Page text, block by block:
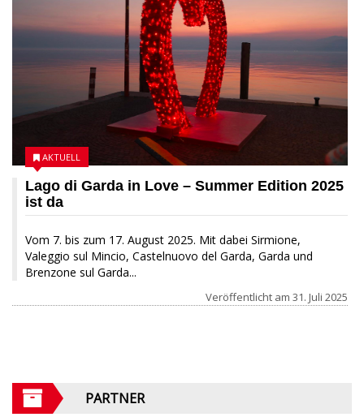
Lago di Garda in Love – Summer Edition 2025
ist da
Vom 7. bis zum 17. August 2025. Mit dabei Sirmione,
Valeggio sul Mincio, Castelnuovo del Garda, Garda und
Brenzone sul Garda...
AKTUELL
Veröffentlicht am 31. Juli 2025
PARTNER